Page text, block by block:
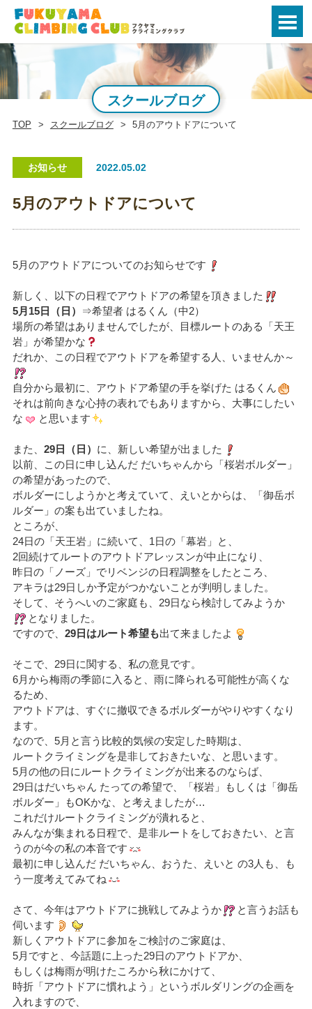
スクールブログ
TOP スクールブログ 5月のアウトドアについて
お知らせ 2022.05.02
5月のアウトドアについて
5月のアウトドアについてのお知らせです
新しく、以下の日程でアウトドアの希望を頂きました
5月15日（日）
⇒希望者 はるくん（中2）
場所の希望はありませんでしたが、目標ルートのある「天王
岩」が希望かな
だれか、この日程でアウトドアを希望する人、いませんか～
自分から最初に、アウトドア希望の手を挙げた はるくん
それは前向きな心持の表れでもありますから、大事にしたい
な
と思います
また、 29日（日） に、新しい希望が出ました
以前、この日に申し込んだ だいちゃんから「桜岩ボルダー」
の希望があったので、
ボルダーにしようかと考えていて、えいとからは、「御岳ボ
ルダー」の案も出ていましたね。
ところが、
24日の「天王岩」に続いて、1日の「幕岩」と、
2回続けてルートのアウトドアレッスンが中止になり、
昨日の「ノーズ」でリベンジの日程調整をしたところ、
アキラは29日しか予定がつかないことが判明しました。
そして、そうへいのご家庭も、29日なら検討してみようか
となりました。
ですので、 29日はルート希望も出て来ましたよ
そこで、29日に関する、私の意見です。
6月から梅雨の季節に入ると、雨に降られる可能性が高くな
るため、
アウトドアは、すぐに撤収できるボルダーがやりやすくなり
ます。
なので、5月と言う比較的気候の安定した時期は、
ルートクライミングを是非しておきたいな、と思います。
5月の他の日にルートクライミングが出来るのならば、
29日はだいちゃん たっての希望で、「桜岩」もしくは「御岳
ボルダー」もOKかな、と考えましたが…
これだけルートクライミングが潰れると、
みんなが集まれる日程で、是非ルートをしておきたい、と言
うのが今の私の本音です
最初に申し込んだ だいちゃん、おうた、えいと の3人も、も
う一度考えてみてね
さて、今年はアウトドアに挑戦してみようか
と言うお話も
伺います
新しくアウトドアに参加をご検討のご家庭は、
5月ですと、今話題に上った29日のアウトドアか、
もしくは梅雨が明けたころから秋にかけて、
時折「アウトドアに慣れよう」というボルダリングの企画を
入れますので、